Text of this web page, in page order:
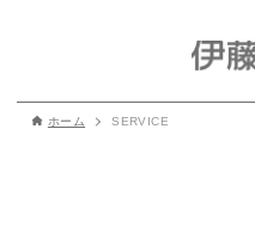
ホーム SERVICE